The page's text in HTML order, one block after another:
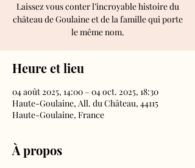
Laissez vous conter l’incroyable histoire du
château de Goulaine et de la famille qui porte
le même nom.
Heure et lieu
04 août 2025, 14:00 – 04 oct. 2025, 18:30
Haute-Goulaine, All. du Château, 44115
Haute-Goulaine, France
À propos